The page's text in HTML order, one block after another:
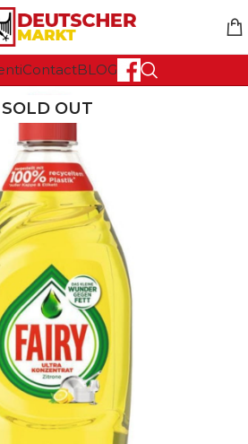
ContactBLOG
SOLD OUT